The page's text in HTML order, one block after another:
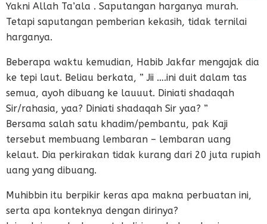
Yakni Allah Ta’ala . Saputangan harganya murah.
Tetapi saputangan pemberian kekasih, tidak ternilai
harganya.
Beberapa waktu kemudian, Habib Jakfar mengajak dia
ke tepi laut. Beliau berkata, ” Jii ….ini duit dalam tas
semua, ayoh dibuang ke lauuut. Diniati shadaqah
Sir/rahasia, yaa? Diniati shadaqah Sir yaa? ”
Bersama salah satu khadim/pembantu, pak Kaji
tersebut membuang lembaran – lembaran uang
kelaut. Dia perkirakan tidak kurang dari 20 juta rupiah
uang yang dibuang.
Muhibbin itu berpikir keras apa makna perbuatan ini,
serta apa konteknya dengan dirinya?